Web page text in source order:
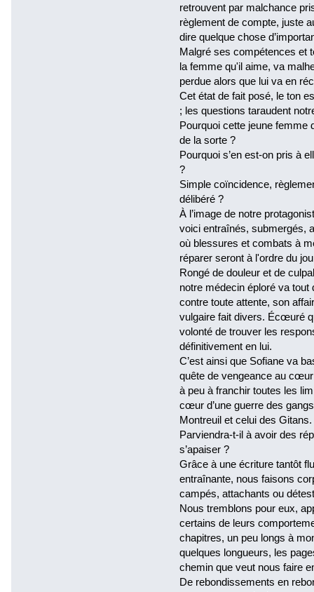
retrouvent par malchance
règlement de compte, juste
dire quelque chose
Malgré ses compétences et
la femme qu'il aime, va
perdue alors que lui va en
Cet état de fait posé, le ton
; les questions taraudent
Pourquoi cette jeune femme
de la sorte ?
Pourquoi s’en est-on pris à
?
Simple coïncidence,
délibéré ?
À l’image de notre
voici entraînés, submergés,
où blessures et combats à
réparer seront à l'ordre du
Rongé de douleur et de
notre médecin éploré va tout
contre toute attente, son
vulgaire fait divers. Écœuré
volonté de trouver les
définitivement en lui.
C’est ainsi que Sofiane va
quête de vengeance au
à peu à franchir toutes les
cœur d’une guerre des
Montreuil et celui des Gitans.
Parviendra-t-il à avoir des
s’apaiser ?
Grâce à une écriture tantôt
entraînante, nous faisons
campés, attachants ou
Nous tremblons pour eux,
certains de leurs
chapitres, un peu longs à
quelques longueurs, les
chemin que veut nous faire
De rebondissements en